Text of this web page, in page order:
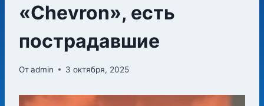
«Chevron», есть
пострадавшие
Отadmin 3 октября, 2025